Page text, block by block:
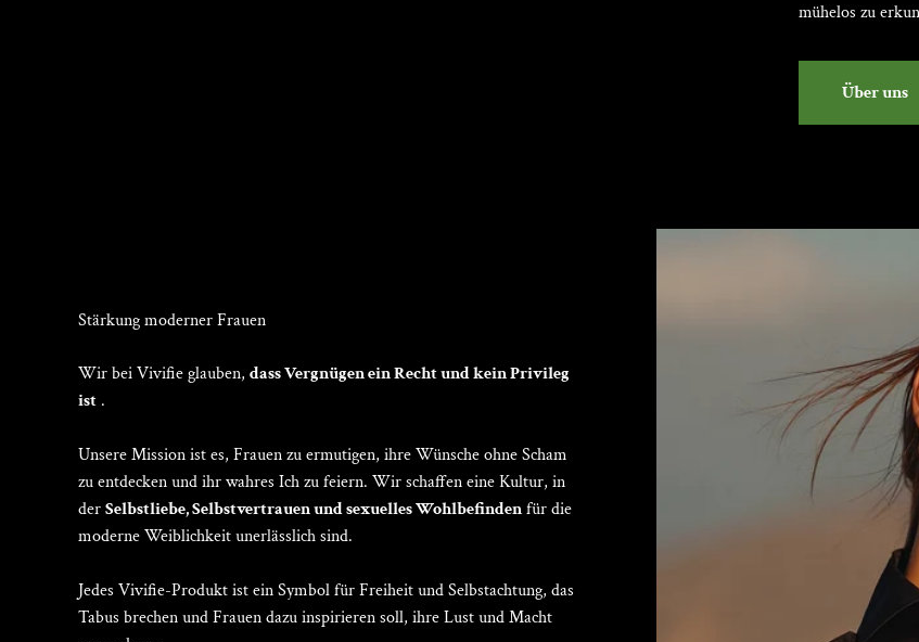
mühelos zu
Über uns
Stärkung moderner Frauen
Wir bei Vivifie glauben, dass Vergnügen ein Recht und kein Privileg
ist .
Unsere Mission ist es, Frauen zu ermutigen, ihre Wünsche ohne Scham
zu entdecken und ihr wahres Ich zu feiern. Wir schaffen eine Kultur, in
derSelbstliebe, Selbstvertrauen und sexuelles Wohlbefindenfür die
moderne Weiblichkeit unerlässlich sind.
Jedes Vivifie-Produkt ist ein Symbol für Freiheit und Selbstachtung, das
Tabus brechen und Frauen dazu inspirieren soll, ihre Lust und Macht